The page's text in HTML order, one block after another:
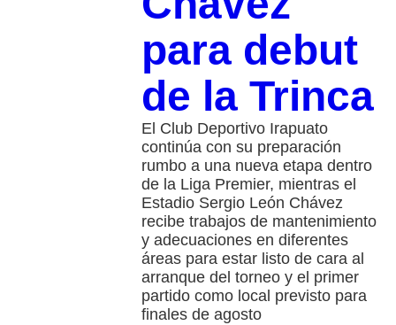
para debut
de la Trinca
El Club Deportivo Irapuato
continúa con su preparación
rumbo a una nueva etapa dentro
de la Liga Premier, mientras el
Estadio Sergio León Chávez
recibe trabajos de mantenimiento
y adecuaciones en diferentes
áreas para estar listo de cara al
arranque del torneo y el primer
partido como local previsto para
finales de agosto